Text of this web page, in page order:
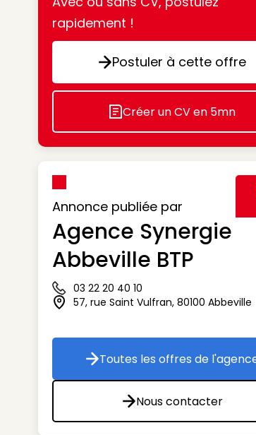
rapidement !
Postuler à
Postuler à cette offre
Icon
Créer un CV en 5mn
Annonce publiée par
Agence Synergie
Abbeville BTP
Icône téléphone
03 22 20 40 10
Icône adresse
57, rue Saint Vulfran, 80100 Abbeville
Toutes les
Toutes les offres de
Nous
Nous contacter